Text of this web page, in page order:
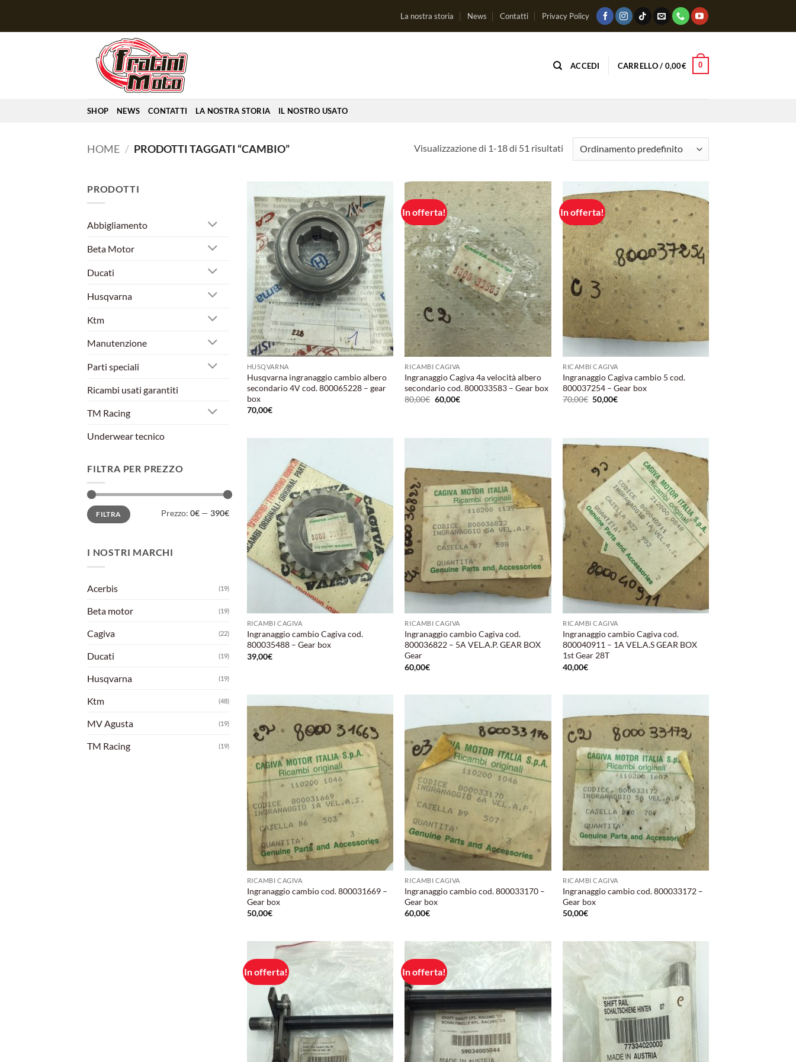
La nostra storia News Contatti Privacy Policy
ACCEDI CARRELLO / 0,00€ 0
SHOP NEWS CONTATTI LA NOSTRA STORIA IL NOSTRO USATO
HOME / PRODOTTI TAGGATI “CAMBIO” Visualizzazione di 1-18 di 51 risultati
PRODOTTI
Abbigliamento
Beta Motor
Ducati
Husqvarna
Ktm
Manutenzione
Parti speciali
Ricambi usati garantiti
TM Racing
Underwear tecnico
FILTRA PER PREZZO
Prezzo
Min
Prezzo
MaxFILTRA Prezzo: 0€ — 390€
I NOSTRI MARCHI
Acerbis (19)
Beta motor (19)
Cagiva (22)
Ducati (19)
Husqvarna (19)
Ktm (48)
MV Agusta (19)
TM Racing (19)
Aggiungi
alla lista
dei
desideri
HUSQVARNA
Husqvarna ingranaggio cambio albero
secondario 4V cod. 800065228 – gear
box
70,00€
In offerta!
Aggiungi
alla lista
dei
desideri
RICAMBI CAGIVA
Ingranaggio Cagiva 4a velocità albero
secondario cod. 800033583 – Gear box
80,00€ Il
prezzo
60,00€Il
In offerta!
Aggiungi
alla lista
desideri
RICAMBI CAGIVA
Ingranaggio Cagiva cambio 5 cod.
800037254 – Gear box
70,00€ Il
prezzo
50,00€Il
desideri
RICAMBI CAGIVA
Ingranaggio cambio Cagiva cod.
800035488 – Gear box
39,00€
alla lista
desideri
RICAMBI CAGIVA
Ingranaggio cambio Cagiva cod.
800036822 – 5A VEL.A.P. GEAR BOX
Gear
60,00€
Aggiungi
alla lista
desideri
RICAMBI CAGIVA
Ingranaggio cambio Cagiva cod.
800040911 – 1A VEL.A.S GEAR BOX
1st Gear 28T
40,00€
Aggiungi
alla lista
dei
desideri
RICAMBI CAGIVA
Ingranaggio cambio cod. 800031669 –
Gear box
50,00€
Aggiungi
alla lista
desideri
RICAMBI CAGIVA
Ingranaggio cambio cod. 800033170 –
Gear box
60,00€
Aggiungi
alla lista
desideri
RICAMBI CAGIVA
Ingranaggio cambio cod. 800033172 –
Gear box
50,00€
In offerta!
Aggiungi
alla lista
dei
desideri
In offerta!
dei
desideri
Aggiungi
alla lista
dei
desideri